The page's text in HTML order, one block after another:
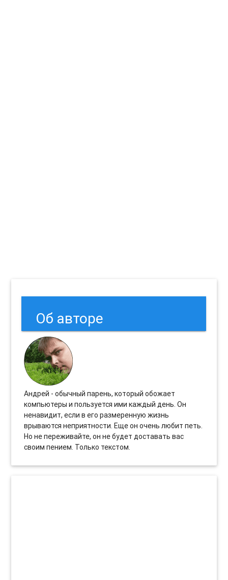
Об авторе
Андрей - обычный парень, который обожает
компьютеры и пользуется ими каждый день. Он
ненавидит, если в его размеренную жизнь
врываются неприятности. Еще он очень любит петь.
Но не переживайте, он не будет доставать вас
своим пением. Только текстом.